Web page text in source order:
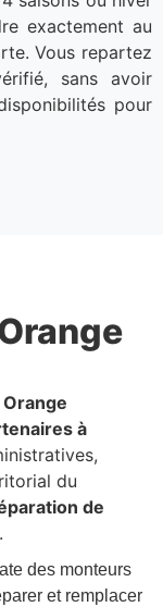
exactement au
Vous repartez
sans avoir
pour
Orange
à
du
de
des monteurs
et remplacer